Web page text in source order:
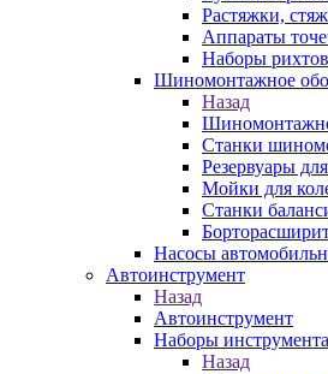
Растяжки,
Аппараты
Наборы
Шиномонтажное
Назад
Станки
Резервуары
Мойки для
Станки
Насосы
Автоинструмент
Назад
Автоинструмент
Наборы инструмента
Назад